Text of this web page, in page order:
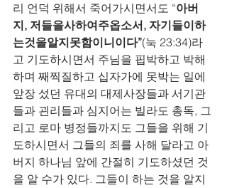
리 언덕 위해서 죽어가시면서도 “아버
지, 저들을사하여주옵소서, 자기들이하
는것을알지못함이니이다”(눅 23:34)라
고 기도하시면서 주님을 핍박하고 박해
하며 째찍질하고 십자가에 못박는 일에
앞장 섰던 유대의 대제사장들과 서기관
들과 괸리들과 심지어는 빌라도 총독, 그
리고 로마 병정들까지도 그들을 위해 기
도하시면서 그들의 죄를 사해 달라고 아
버지 하나님 앞에 간절히 기도하셨던 것
을 알 수가 있다. 그들이 하는 것을 알지